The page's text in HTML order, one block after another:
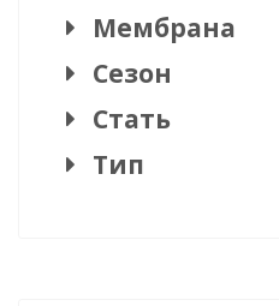
Мембрана
Сезон
Стать
Тип